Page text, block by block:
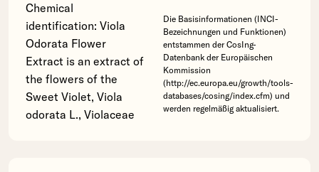
Chemical
identification: Viola
Odorata Flower
Extract is an extract of
the flowers of the
Sweet Violet, Viola
odorata L., Violaceae
Die Basisinformationen (INCI-
Bezeichnungen und Funktionen)
entstammen der CosIng-
Datenbank der Europäischen
Kommission
(http://ec.europa.eu/growth/tools-
databases/cosing/index.cfm) und
werden regelmäßig aktualisiert.